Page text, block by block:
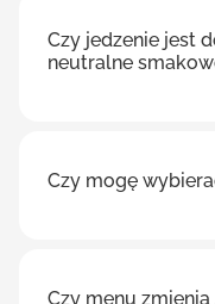
Czy jedzenie jest
neutralne
Czy mogę
Czy menu